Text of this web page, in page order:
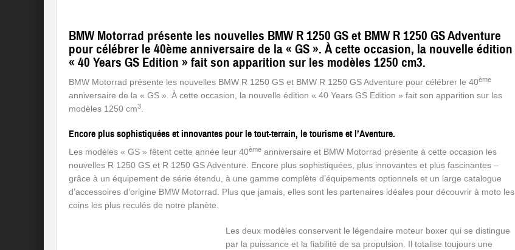
BMW Motorrad présente les nouvelles BMW R 1250 GS et BMW R 1250 GS Adventure
pour célébrer le 40ème anniversaire de la « GS ». À cette occasion, la nouvelle édition
« 40 Years GS Edition » fait son apparition sur les modèles 1250 cm3.
BMW Motorrad présente les nouvelles BMW R 1250 GS et BMW R 1250 GS Adventure pour célébrer le 40ème
anniversaire de la « GS ». À cette occasion, la nouvelle édition « 40 Years GS Edition » fait son apparition sur les
modèles 1250 cm3
Encore plus sophistiquées et innovantes pour le tout-terrain, le tourisme et l’Aventure.
Les modèles « GS » fêtent cette année leur 40ème anniversaire et BMW Motorrad présente à cette occasion les
nouvelles R 1250 GS et R 1250 GS Adventure. Encore plus sophistiquées, plus innovantes et plus fascinantes –
grâce à un équipement de série étendu, à une gamme complète d’équipements optionnels et un large catalogue
d’accessoires d’origine BMW Motorrad. Plus que jamais, elles sont les partenaires idéales pour découvrir à moto les
coins les plus reculés de notre planète.
Les deux modèles conservent le légendaire moteur boxer qui se distingue
par la puissance et la fiabilité de sa propulsion. Il totalise toujours une